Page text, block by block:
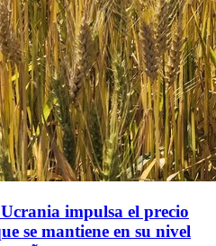
impulsa el precio
se mantiene en su nivel